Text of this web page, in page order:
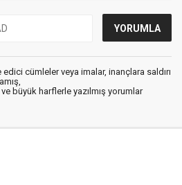
cümleler veya imalar, inançlara saldırı
büyük harflerle yazılmış yorumlar